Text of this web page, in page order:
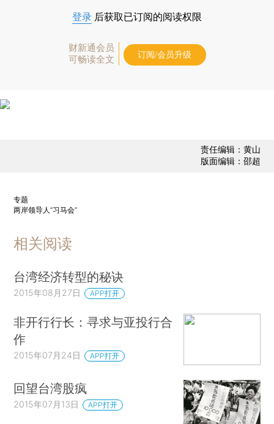
登录 后获取已订阅的阅读权限
财新通会员
可畅读全文
订阅/会员升级
责任编辑：黄山
版面编辑：邵超
专题
两岸领导人“习马会”
相关阅读
台湾经济转型的秘诀
2015年08月27日 APP打开
非开行行长：寻求与亚投行合
作
2015年07月24日 APP打开
回望台湾股疯
2015年07月13日 APP打开